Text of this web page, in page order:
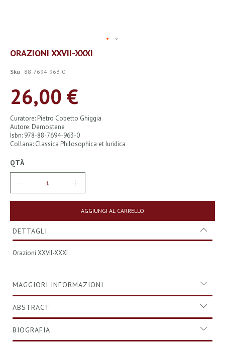
Vai
all'inizio
galleria
immagini
ORAZIONI XXVII-XXXI
Sku 88-7694-963-0
26,00 €
Curatore: Pietro Cobetto Ghiggia
Autore: Demostene
Isbn: 978-88-7694-963-0
Collana: Classica Philosophica et Iuridica
QTÀ
AGGIUNGI AL CARRELLO
DETTAGLI
Orazioni XXVII-XXXI
MAGGIORI INFORMAZIONI
ABSTRACT
BIOGRAFIA